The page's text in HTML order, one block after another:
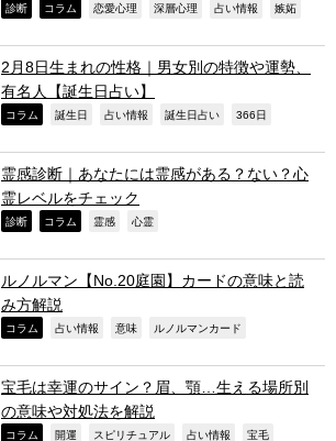
診断 コラム 恋愛心理 深層心理 占い情報 嫉妬
2月8日生まれの性格｜男女別の特徴や運勢、
有名人【誕生日占い】
コラム 誕生日 占い情報 誕生日占い 366日
霊感診断｜あなたには霊感がある？ない？心
霊レベルをチェック
診断 コラム 霊感 心霊
ルノルマン【No.20庭園】カードの意味と読
み方解説
コラム 占い情報 意味 ルノルマンカード
宝毛は幸運のサイン？眉、顎…生える場所別
の意味や対処法を解説
コラム 開運 スピリチュアル 占い情報 宝毛